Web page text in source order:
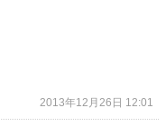
2013年12月26日 12:01